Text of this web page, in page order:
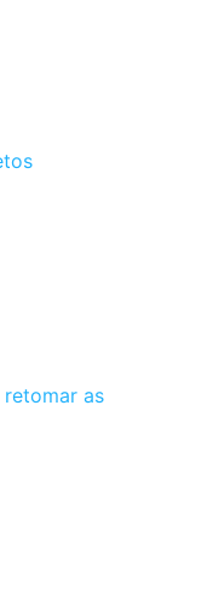
retomar as